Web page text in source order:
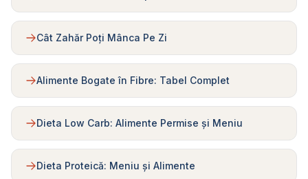
Cât Zahăr Poți Mânca Pe Zi
Alimente Bogate în Fibre: Tabel Complet
Dieta Low Carb: Alimente Permise și Meniu
Dieta Proteică: Meniu și Alimente